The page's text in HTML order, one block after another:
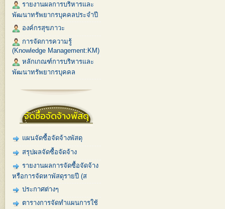
รายงานผลการบริหารและ
พัฒนาทรัพยากรบุคคลประจำปี
องค์กรสุขภาวะ
การจัดการความรู้
(Knowledge Management:KM)
หลักเกณฑ์การบริหารและ
พัฒนาทรัพยากรบุคคล
จัดซื้อจัดจ้างพัสดุ
แผนจัดซื้อจัดจ้างพัสดุ
สรุปผลจัดซื้อจัดจ้าง
รายงานผลการจัดซื้อจัดจ้าง
หรือการจัดหาพัสดุรายปี (ส
ประกาศต่างๆ
ตารางการจัดทำแผนการใช้